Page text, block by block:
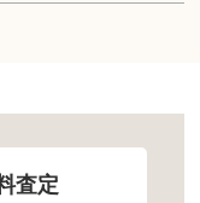
査定